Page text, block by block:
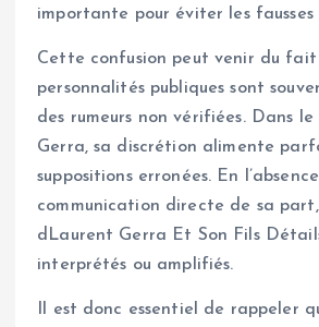
importante pour éviter les
Cette confusion peut venir du fait
personnalités publiques sont
des rumeurs non vérifiées. Dans
Gerra, sa discrétion alimente
suppositions erronées. En
communication directe de sa
dLaurent Gerra Et Son Fils
interprétés ou amplifiés.
Il est donc essentiel de rappeler